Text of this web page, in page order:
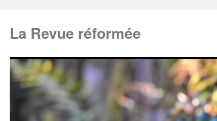
La Revue réformée